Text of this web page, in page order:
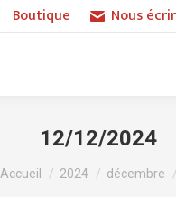
Boutique Nous
12/12/2024
Vous êtes ici :
Accueil 2024 décembre